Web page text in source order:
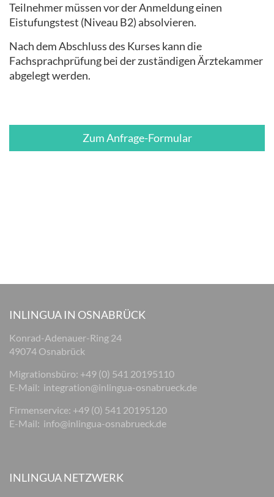
Teilnehmer müssen vor der Anmeldung einen
Eistufungstest (Niveau B2) absolvieren.
Nach dem Abschluss des Kurses kann die
Fachsprachprüfung bei der zuständigen Ärztekammer
abgelegt werden.
Zum Anfrage-Formular
INLINGUA IN OSNABRÜCK
Konrad-Adenauer-Ring 24
49074 Osnabrück
Migrationsbüro: +49 (0) 541 20195110
E-Mail: integration@inlingua-osnabrueck.de
Firmenservice: +49 (0) 541 20195120
E-Mail: info@inlingua-osnabrueck.de
INLINGUA NETZWERK